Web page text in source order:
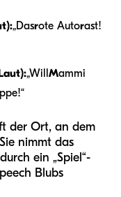
„Dasrote Autorast!
„Will Mammi
der Ort, an dem
nimmt das
ein „Spiel“-
Blubs